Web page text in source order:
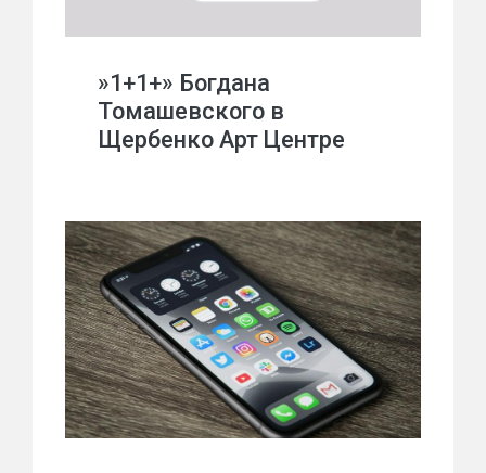
»1+1+» Богдана
Томашевского в
Щербенко Арт Центре